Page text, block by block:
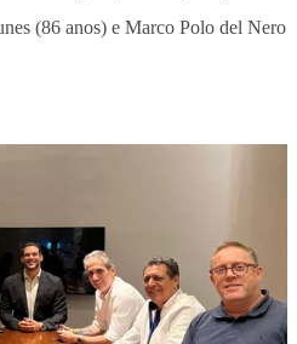
(86 anos) e Marco Polo del Nero